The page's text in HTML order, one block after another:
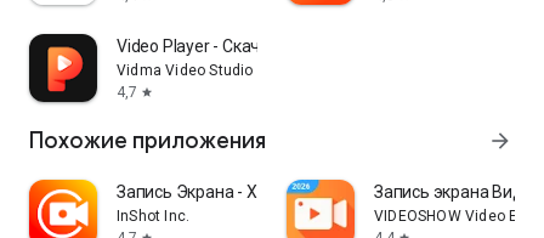
Video Player - Cкачать Bидео
Vidma Video Studio
4,7 star
Похожие приложения arrow_forward
Запись Экрана - XRecorder
InShot Inc.
Запись экрана
VIDEOSHOW Video